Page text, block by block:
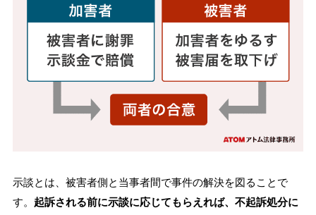
示談とは、被害者側と当事者間で事件の解決を図ることで
す。 起訴される前に示談に応じてもらえれば、不起訴処分に